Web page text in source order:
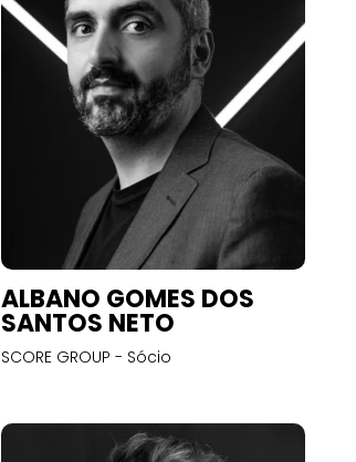
ALBANO GOMES DOS
SANTOS NETO
SCORE GROUP - Sócio